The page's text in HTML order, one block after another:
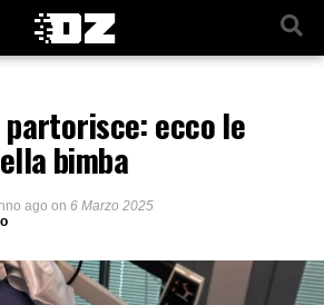
partorisce: ecco le
bimba
ago on 6 Marzo 2025